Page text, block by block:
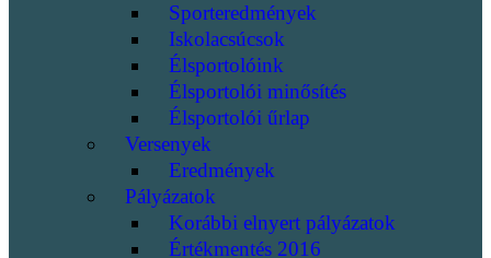
Sporteredmények
Iskolacsúcsok
Élsportolóink
Élsportolói minősítés
Élsportolói űrlap
Versenyek
Eredmények
Pályázatok
Korábbi elnyert pályázatok
Értékmentés 2016